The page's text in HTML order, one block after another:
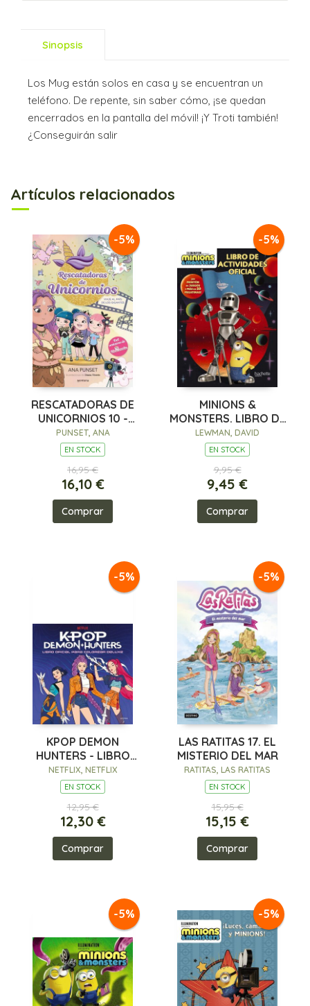
Sinopsis
Los Mug están solos en casa y se encuentran un
teléfono. De repente, sin saber cómo, ¡se quedan
encerrados en la pantalla del móvil! ¡Y Troti también!
¿Conseguirán salir
Artículos relacionados
-5%
RESCATADORAS DE
UNICORNIOS 10 -
VIAJE AL PAÍS DE LOS
GIGANTES
PUNSET, ANA
EN STOCK
16,95 €
16,10 €
Comprar
-5%
MINIONS &
MONSTERS. LIBRO DE
ACTIVIDADES OFICIAL
LEWMAN, DAVID
EN STOCK
9,95 €
9,45 €
Comprar
-5%
KPOP DEMON
HUNTERS - LIBRO
OFICIAL PARA
COLOREAR DELUXE
NETFLIX, NETFLIX
EN STOCK
12,95 €
12,30 €
Comprar
-5%
LAS RATITAS 17. EL
MISTERIO DEL MAR
RATITAS, LAS RATITAS
EN STOCK
15,95 €
15,15 €
Comprar
-5% -5%